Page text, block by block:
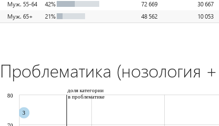
Муж. 55-64
42% 72 669
30 667
Муж. 65+
21% 48 562 10 053
Проблематика (нозология +
3
80
доля категории
в проблематике